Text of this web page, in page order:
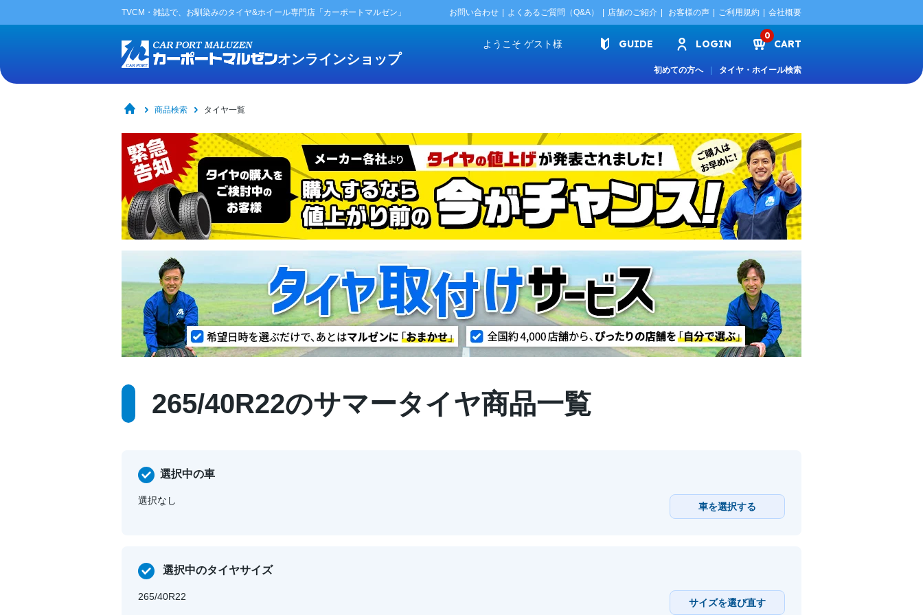
TVCM・雑誌で、お馴染みのタイヤ&ホイール専門店「カーポートマルゼン」 お問い合わせ よくあるご質問（Q&A） 店舗のご紹介 お客様の声 ご利用規約 会社概要
オンラインショップ
ようこそ ゲスト様 GUIDE LOGIN
0
CART
初めての方へ タイヤ・ホイール検索
商品検索 タイヤ一覧
265/40R22のサマータイヤ商品一覧
選択中の車
選択なし
車を選択する
選択中のタイヤサイズ
265/40R22
サイズを選び直す